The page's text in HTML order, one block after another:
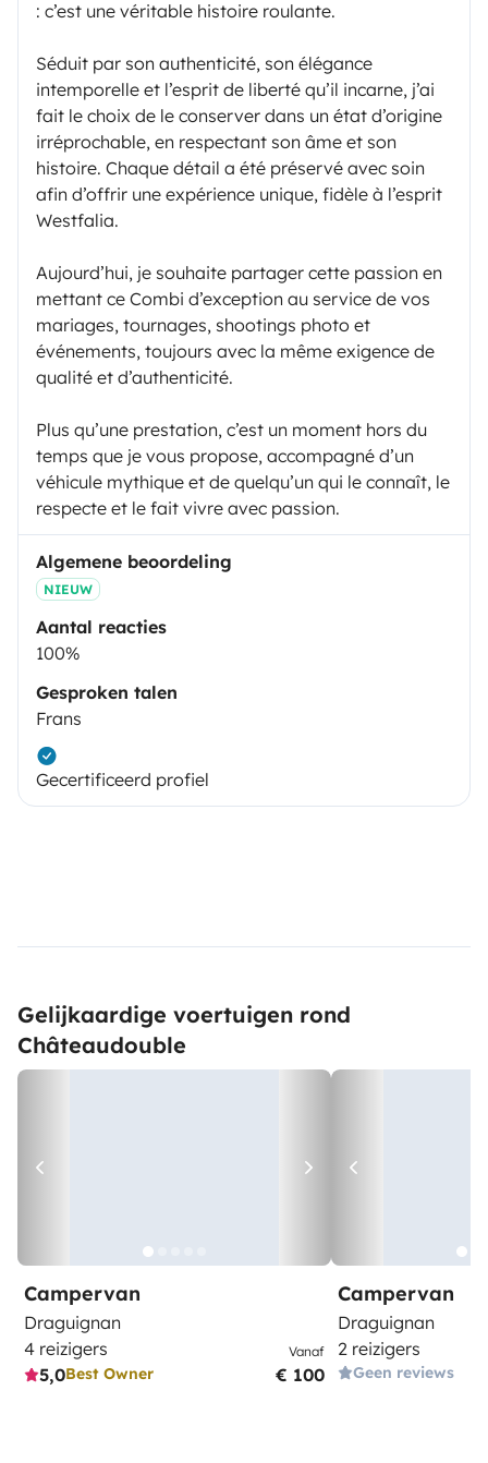
: c’est une véritable histoire roulante.
Séduit par son authenticité, son élégance
intemporelle et l’esprit de liberté qu’il incarne, j’ai
fait le choix de le conserver dans un état d’origine
irréprochable, en respectant son âme et son
histoire. Chaque détail a été préservé avec soin
afin d’offrir une expérience unique, fidèle à l’esprit
Westfalia.
Aujourd’hui, je souhaite partager cette passion en
mettant ce Combi d’exception au service de vos
mariages, tournages, shootings photo et
événements, toujours avec la même exigence de
qualité et d’authenticité.
Plus qu’une prestation, c’est un moment hors du
temps que je vous propose, accompagné d’un
véhicule mythique et de quelqu’un qui le connaît, le
respecte et le fait vivre avec passion.
Algemene beoordeling
NIEUW
Aantal reacties
100%
Gesproken talen
Frans
Gecertificeerd profiel
Gelijkaardige voertuigen rond
Châteaudouble
Campervan
Draguignan
4 reizigers
5,0Best Owner
Vanaf
€ 100
Campervan
Draguignan
2 reizigers
Geen reviews